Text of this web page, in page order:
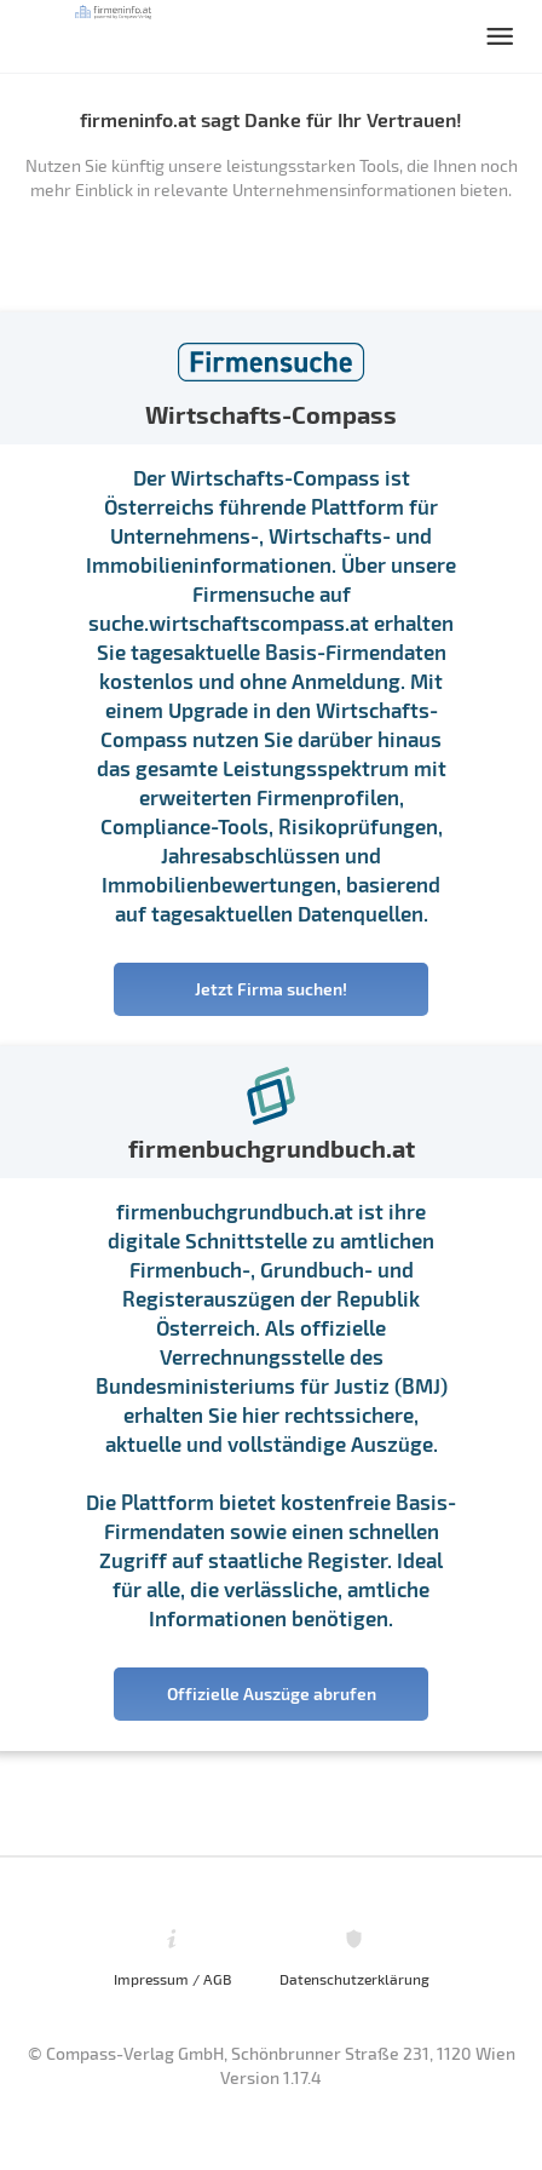
firmeninfo.at sagt Danke für Ihr Vertrauen!
Nutzen Sie künftig unsere leistungsstarken Tools, die Ihnen noch
mehr Einblick in relevante Unternehmensinformationen bieten.
Wirtschafts-Compass
Der Wirtschafts-Compass ist
Österreichs führende Plattform für
Unternehmens-, Wirtschafts- und
Immobilieninformationen. Über unsere
Firmensuche auf
suche.wirtschaftscompass.at erhalten
Sie tagesaktuelle Basis-Firmendaten
kostenlos und ohne Anmeldung. Mit
einem Upgrade in den Wirtschafts-
Compass nutzen Sie darüber hinaus
das gesamte Leistungsspektrum mit
erweiterten Firmenprofilen,
Compliance-Tools, Risikoprüfungen,
Jahresabschlüssen und
Immobilienbewertungen, basierend
auf tagesaktuellen Datenquellen.
Jetzt Firma suchen!
firmenbuchgrundbuch.at
firmenbuchgrundbuch.at ist ihre
digitale Schnittstelle zu amtlichen
Firmenbuch-, Grundbuch- und
Registerauszügen der Republik
Österreich. Als offizielle
Verrechnungsstelle des
Bundesministeriums für Justiz (BMJ)
erhalten Sie hier rechtssichere,
aktuelle und vollständige Auszüge.
Die Plattform bietet kostenfreie Basis-
Firmendaten sowie einen schnellen
Zugriff auf staatliche Register. Ideal
für alle, die verlässliche, amtliche
Informationen benötigen.
Offizielle Auszüge abrufen
Impressum / AGB Datenschutzerklärung
© Compass-Verlag GmbH, Schönbrunner Straße 231, 1120 Wien
Version 1.17.4